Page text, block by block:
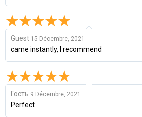
Guest 15 Décembre, 2021
came instantly, I recommend
Гость 9 Décembre, 2021
Perfect